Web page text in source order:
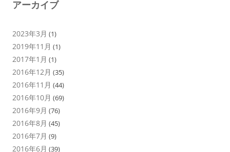
アーカイブ
2023年3月 (1)
2019年11月 (1)
2017年1月 (1)
2016年12月 (35)
2016年11月 (44)
2016年10月 (69)
2016年9月 (76)
2016年8月 (45)
2016年7月 (9)
2016年6月 (39)